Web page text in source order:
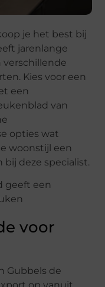
je het best bij
jarenlange
verschillende
Kies voor een
een
van
opties wat
woonstijl een
deze specialist.
voor
Gubbels de